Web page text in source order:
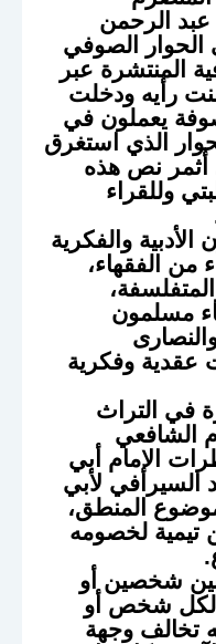
عبد الرحمن
الحوار الصوفي
المنتشرة عبر
رأيه ودخلت
يعملون في
الذي استغرق
أثمر نص هذه
وللقراء
الأدبية والفكرية
من الفقهاء،
مسلمون
وفكرية
في التراث
الشافعي
الإمام أبي
السيرافي لأبي
المنطق،
تيمية لخصومه
شخصين أو
لكل شخص أو
تخالف وجهة